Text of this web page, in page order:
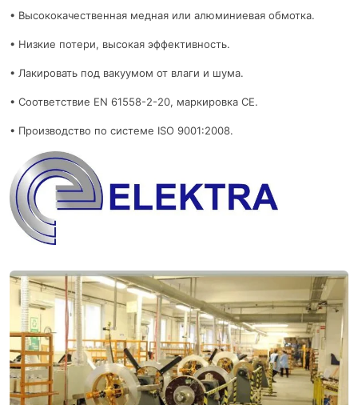
• Высококачественная медная или алюминиевая обмотка.
• Низкие потери, высокая эффективность.
• Лакировать под вакуумом от влаги и шума.
• Соответствие EN 61558-2-20, маркировка CE.
• Производство по системе ISO 9001:2008.